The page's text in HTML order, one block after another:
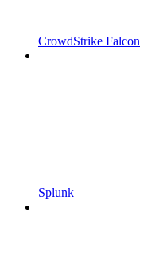
CrowdStrike Falcon
Splunk